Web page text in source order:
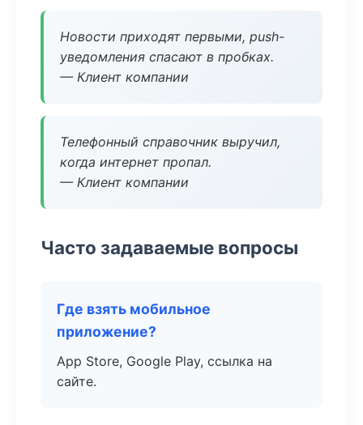
Новости приходят первыми, push-
уведомления спасают в пробках.
— Клиент компании
Телефонный справочник выручил,
когда интернет пропал.
— Клиент компании
Часто задаваемые вопросы
Где взять мобильное
приложение?
App Store, Google Play, ссылка на
сайте.